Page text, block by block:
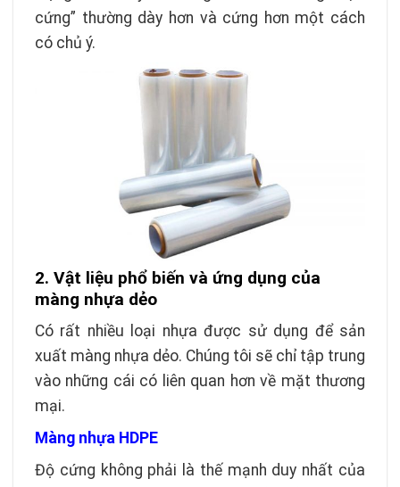
cứng” thường dày hơn và cứng hơn một cách
có chủ ý.
2. Vật liệu phổ biến và ứng dụng của
màng nhựa dẻo
Có rất nhiều loại nhựa được sử dụng để sản
xuất màng nhựa dẻo. Chúng tôi sẽ chỉ tập trung
vào những cái có liên quan hơn về mặt thương
mại.
Màng nhựa HDPE
Độ cứng không phải là thế mạnh duy nhất của